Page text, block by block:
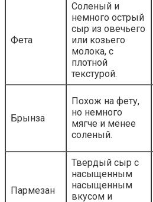
Фета
Соленый и
немного острый
сыр из овечьего
или козьего
молока, с
плотной
текстурой.
Брынза
Похож на фету,
но немного
мягче и менее
соленый.
Пармезан
Твердый сыр с
насыщенным
насыщенным
вкусом и